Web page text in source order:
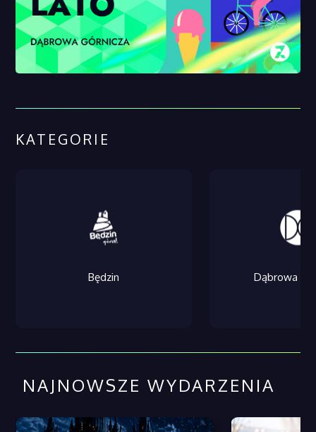
KATEGORIE
Będzin Dąbrowa
NAJNOWSZE WYDARZENIA